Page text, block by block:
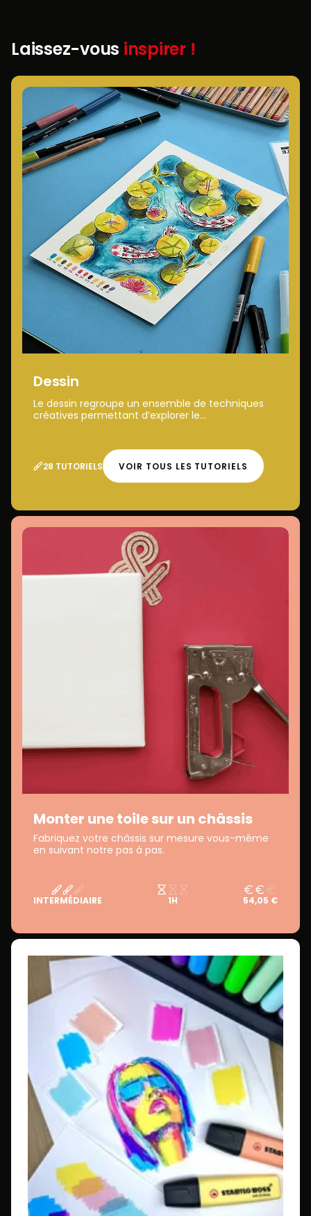
Laissez-vous inspirer !
Dessin
Le dessin regroupe un ensemble de techniques
créatives permettant d’explorer le...
28 TUTORIELS VOIR TOUS LES TUTORIELS
Monter une toile sur un châssis
Fabriquez votre châssis sur mesure vous-même
en suivant notre pas à pas.
INTERMÉDIAIRE 1H 54,05 €